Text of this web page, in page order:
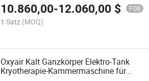
10.860,00-12.060,00 $ FOB
1 Satz (MOQ)
Oxyair Kalt Ganzkörper Elektro-Tank
Kryotherapie-Kammermaschine für